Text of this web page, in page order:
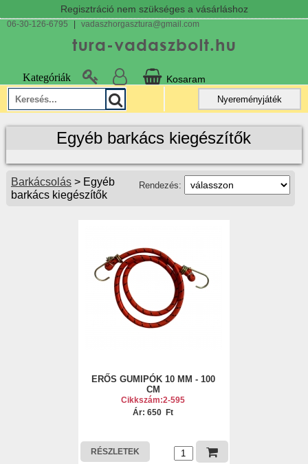
Regisztráció nem szükséges a vásárláshoz
06-30-126-6795 vadaszhorgasztura@gmail.com
Kategóriák Kosaram
Nyereményjáték
Egyéb barkács kiegészítők
Rendezés:
Barkácsolás> Egyéb
barkács kiegészítők
ERŐS GUMIPÓK 10 MM - 100
CM
Cikkszám:2-595
Ár: 650 Ft
RÉSZLETEK